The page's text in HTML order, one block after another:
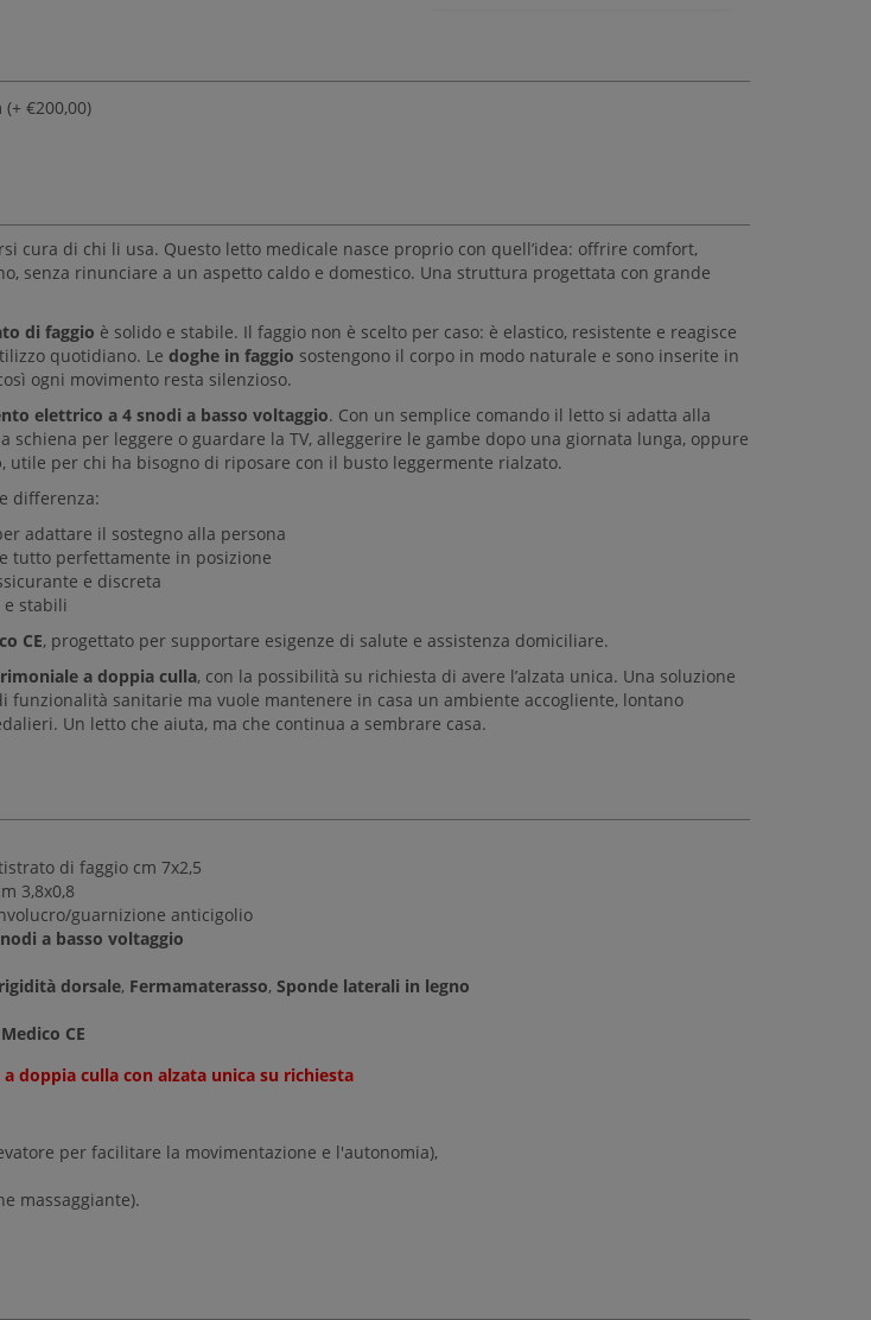
€200,00)
cura di chi li usa. Questo letto medicale nasce proprio con quell’idea: offrire comfort,
senza rinunciare a un aspetto caldo e domestico. Una struttura progettata con grande
di faggio è solido e stabile. Il faggio non è scelto per caso: è elastico, resistente e reagisce
quotidiano. Le doghe in faggio sostengono il corpo in modo naturale e sono inserite in
ogni movimento resta silenzioso.
elettrico a 4 snodi a basso voltaggio. Con un semplice comando il letto si adatta alla
schiena per leggere o guardare la TV, alleggerire le gambe dopo una giornata lunga, oppure
, utile per chi ha bisogno di riposare con il busto leggermente rialzato.
differenza:
adattare il sostegno alla persona
tutto perfettamente in posizione
e discreta
e stabili
CE, progettato per supportare esigenze di salute e assistenza domiciliare.
a doppia culla, con la possibilità su richiesta di avere l’alzata unica. Una soluzione
funzionalità sanitarie ma vuole mantenere in casa un ambiente accogliente, lontano
Un letto che aiuta, ma che continua a sembrare casa.
di faggio cm 7x2,5
3,8x0,8
guarnizione anticigolio
a basso voltaggio
dorsale, Fermamaterasso, Sponde laterali in legno
CE
doppia culla con alzata unica su richiesta
per facilitare la movimentazione e l'autonomia),
massaggiante).